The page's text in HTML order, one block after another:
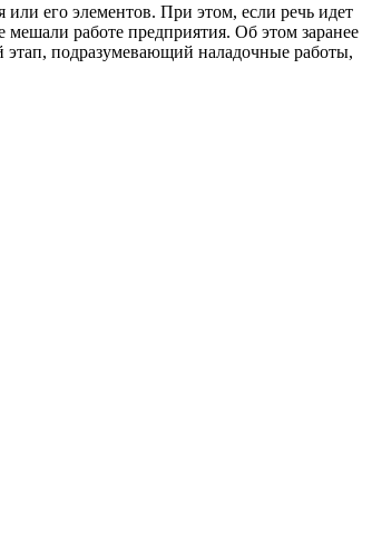
его элементов. При этом, если речь идет
работе предприятия. Об этом заранее
этап, подразумевающий наладочные работы,